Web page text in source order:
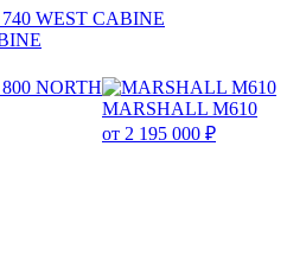
MARSHALL M610
от 2 195 000 ₽